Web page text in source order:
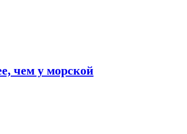
чем у морской